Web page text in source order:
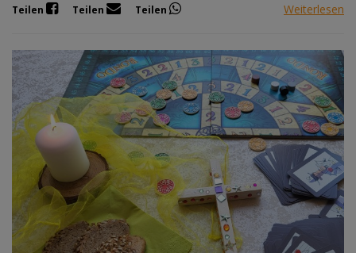
Teilen Teilen Teilen Weiterlesen